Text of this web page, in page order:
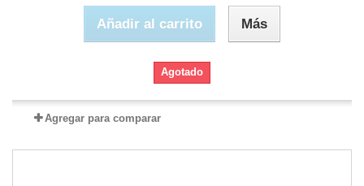
Añadir al carrito Más
Agotado
Agregar para comparar